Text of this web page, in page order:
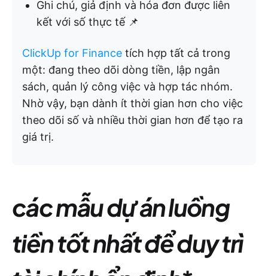
Ghi chú, giả định và hóa đơn được liên
kết với số thực tế 📌
ClickUp for Finance tích hợp tất cả trong
một: đang theo dõi dòng tiền, lập ngân
sách, quản lý công việc và hợp tác nhóm.
Nhờ vậy, bạn dành ít thời gian hơn cho việc
theo dõi số và nhiều thời gian hơn để tạo ra
giá trị.
các mẫu dự án luồng
tiền tốt nhất để duy trì